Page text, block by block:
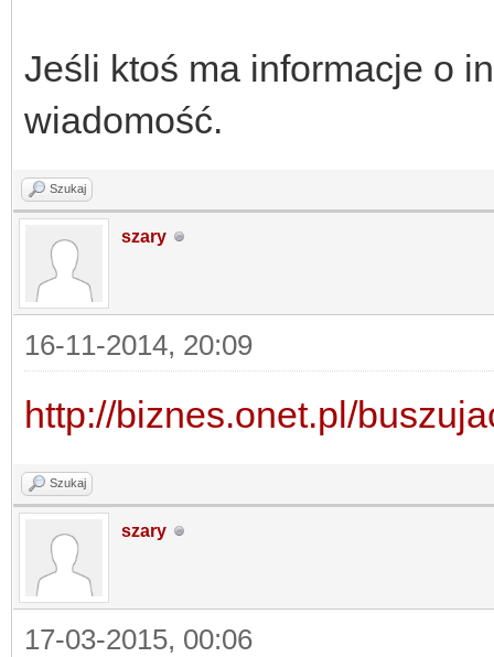
Jeśli ktoś ma informacje o
wiadomość.
Szukaj
szary
16-11-2014, 20:09
http://biznes.onet.pl/
Szukaj
szary
17-03-2015, 00:06